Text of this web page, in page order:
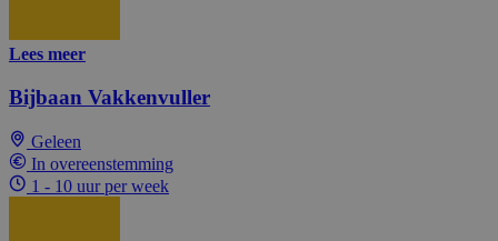
Lees meer
Bijbaan Vakkenvuller
Geleen
In overeenstemming
1 - 10 uur per week